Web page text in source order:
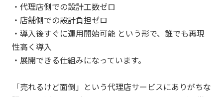
・代理店側での設計工数ゼロ
・店舗側での設計負担ゼロ
・導入後すぐに運用開始可能 という形で、誰でも再現
性高く導入
・展開できる仕組みになっています。
「売れるけど面倒」という代理店サービスにありがちな